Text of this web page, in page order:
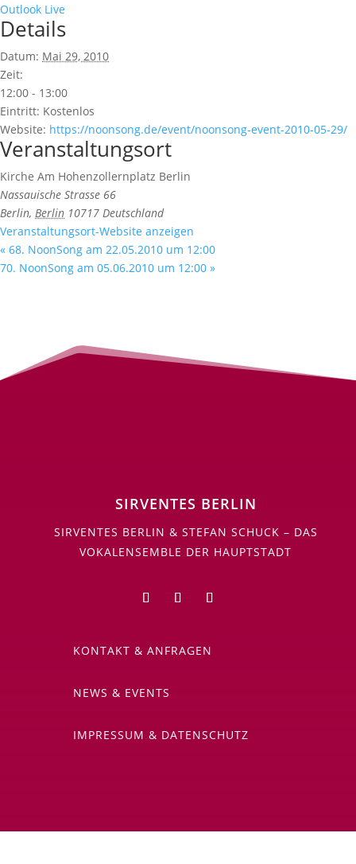
Outlook Live
Details
Datum: Mai 29, 2010
Zeit:
12:00 - 13:00
Eintritt: Kostenlos
Website: https://noonsong.de/event/noonsong-event-2010-05-29/
Veranstaltungsort
Kirche Am Hohenzollernplatz Berlin
Nassauische Strasse 66
Berlin, Berlin 10717 Deutschland
Veranstaltungsort-Website anzeigen
« 68. NoonSong am 22.05.2010 um 12:00
70. NoonSong am 05.06.2010 um 12:00 »
SIRVENTES BERLIN
SIRVENTES BERLIN & STEFAN SCHUCK – DAS
VOKALENSEMBLE DER HAUPTSTADT
KONTAKT & ANFRAGEN
NEWS & EVENTS
IMPRESSUM & DATENSCHUTZ